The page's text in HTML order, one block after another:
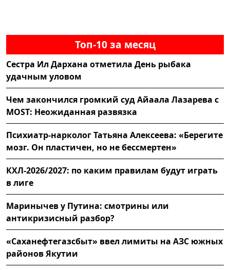
Топ-10 за месяц
Сестра Ил Дархана отметила День рыбака
удачным уловом
Чем закончился громкий суд Айаала Лазарева с
MOST: Неожиданная развязка
Психиатр-нарколог Татьяна Алексеева: «Берегите
мозг. Он пластичен, но не бессмертен»
КХЛ-2026/2027: по каким правилам будут играть
в лиге
Маринычев у Путина: смотрины или
антикризисный разбор?
«Саханефтегазсбыт» ввел лимиты на АЗС южных
районов Якутии